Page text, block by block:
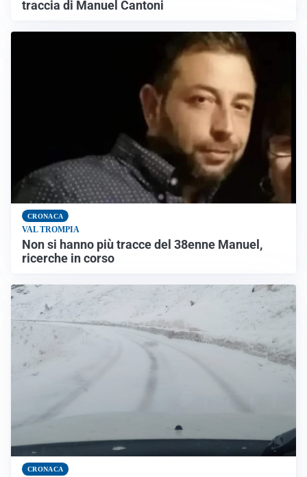
traccia di Manuel Cantoni
CRONACA
VAL TROMPIA
Non si hanno più tracce del 38enne Manuel,
ricerche in corso
CRONACA